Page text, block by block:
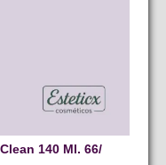
140 Ml. 66/